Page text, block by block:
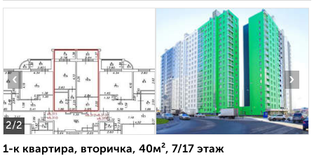
2/2
‹ ›
1-к квартира, вторичка, 40м², 7/17 этаж